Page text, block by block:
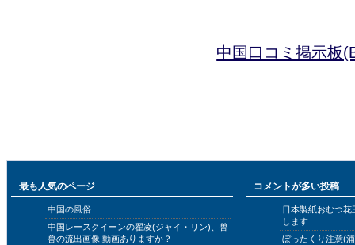
中国口コミ掲示板
最も人気のページ
中国の風俗
中国レースクイーンの翟凌(ジャイ・リン)、兽
兽の流出画像,動画ありますか？
コメントが多い投稿
日本製紙おむつ
します
ぼったくり注意(